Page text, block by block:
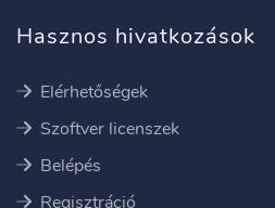
Hasznos hivatkozások
Elérhetőségek
Szoftver licenszek
Belépés
Regisztráció